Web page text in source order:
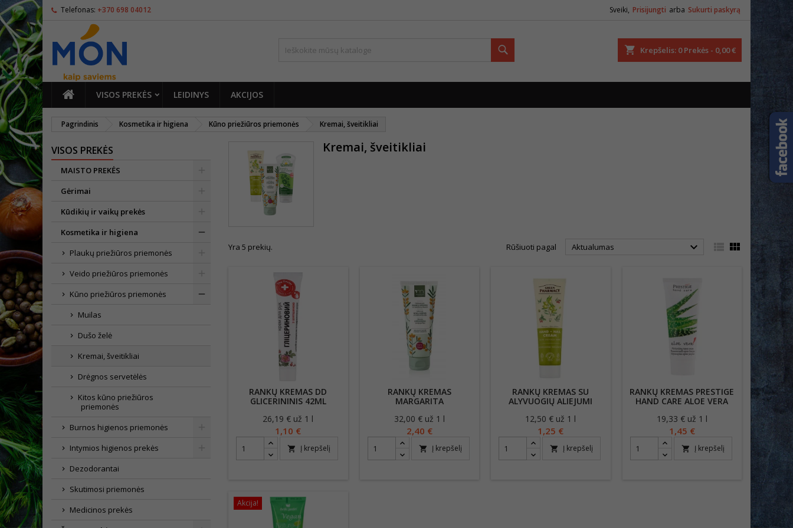
Telefonas: +370 698 04012 Sveiki, Prisijungti arba Sukurti paskyrą
Krepšelis 0 Prekės - 0,00 €
PAGRINDINIS
VISOS PREKĖS LEIDINYS AKCIJOS
Pagrindinis Kosmetika ir higiena Kūno priežiūros priemonės Kremai, šveitikliai
VISOS PREKĖS
MAISTO PREKĖS
Gėrimai
Kūdikių ir vaikų prekės
Kosmetika ir higiena
Plaukų priežiūros priemonės
Veido priežiūros priemonės
Kūno priežiūros priemonės
Muilas
Dušo želė
Kremai, šveitikliai
Drėgnos servetėlės
Kitos kūno priežiūros
priemonės
Burnos higienos priemonės
Intymios higienos prekės
Dezodorantai
Skutimosi priemonės
Medicinos prekės
Kremai, šveitikliai
Yra 5 prekių. Rūšiuoti pagal Aktualumas  
RANKŲ KREMAS DD
GLICERININIS 42ML
Kaina
26,19 € už 1 l
1,10 €
shopping_cart Į krepšelį
RANKŲ KREMAS
MARGARITA
Kaina
32,00 € už 1 l
2,40 €
shopping_cart Į krepšelį
RANKŲ KREMAS SU
ALYVUOGIŲ ALIEJUMI
Kaina
12,50 € už 1 l
1,25 €
shopping_cart Į krepšelį
RANKŲ KREMAS PRESTIGE
HAND CARE ALOE VERA
Kaina
19,33 € už 1 l
1,45 €
shopping_cart Į krepšelį
Akcija!